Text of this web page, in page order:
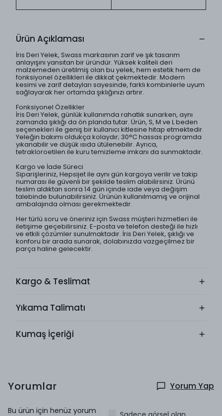
Ürün Açıklaması
İris Deri Yelek, Swass markasının zarif ve şık tasarım
anlayışını yansıtan bir üründür. Yüksek kaliteli deri
malzemeden üretilmiş olan bu yelek, hem estetik hem de
fonksiyonel özellikleri ile dikkat çekmektedir. Modern
kesimi ve zarif detayları sayesinde, farklı kombinlerle uyum
sağlayarak her ortamda şıklığınızı artırır.
Fonksiyonel Özellikler
İris Deri Yelek, günlük kullanımda rahatlık sunarken, aynı
zamanda şıklığı da ön planda tutar. Ürün, S, M ve L beden
seçenekleri ile geniş bir kullanıcı kitlesine hitap etmektedir.
Yeleğin bakımı oldukça kolaydır; 30°C hassas programda
yıkanabilir ve düşük ısıda ütülenebilir. Ayrıca,
tetrakloroetilen ile kuru temizleme imkanı da sunmaktadır.
Kargo ve İade Süreci
Siparişleriniz, Hepsijet ile aynı gün kargoya verilir ve takip
numarası ile güvenli bir şekilde teslim alabilirsiniz. Ürünü
teslim aldıktan sonra 14 gün içinde iade veya değişim
talebinde bulunabilirsiniz. Ürünün kullanılmamış ve orijinal
ambalajında olması gerekmektedir.
Her türlü soru ve öneriniz için Swass müşteri hizmetleri ile
iletişime geçebilirsiniz. E-posta ve telefon desteği ile hızlı
ve etkili çözümler sunulmaktadır. İris Deri Yelek, şıklığı ve
konforu bir arada sunarak, dolabınızda vazgeçilmez bir
parça haline gelecektir.
Kargo & Teslimat
Yıkama Talimatı
Kumaş İçeriği
Yorumlar Yorum Yap
Bu ürün için henüz yorum